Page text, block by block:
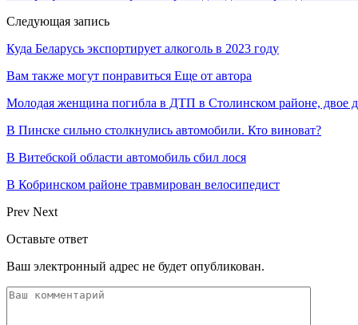
Следующая запись
Куда Беларусь экспортирует алкоголь в 2023 году
Вам также могут понравиться Еще от автора
Молодая женщина погибла в ДТП в Столинском районе, двое
В Пинске сильно столкнулись автомобили. Кто виноват?
В Витебской области автомобиль сбил лося
В Кобринском районе травмирован велосипедист
Prev Next
Оставьте ответ
Ваш электронный адрес не будет опубликован.